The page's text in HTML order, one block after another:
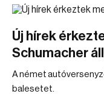
Új hírek
Schumacher
A német
balesetet.